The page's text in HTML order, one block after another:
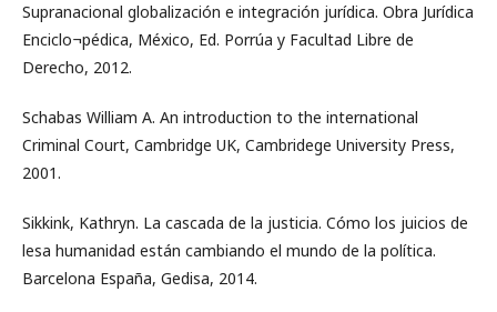
Supranacional globalización e integración jurídica. Obra Jurídica
Enciclo¬pédica, México, Ed. Porrúa y Facultad Libre de
Derecho, 2012.
Schabas William A. An introduction to the international
Criminal Court, Cambridge UK, Cambridege University Press,
2001.
Sikkink, Kathryn. La cascada de la justicia. Cómo los juicios de
lesa humanidad están cambiando el mundo de la política.
Barcelona España, Gedisa, 2014.